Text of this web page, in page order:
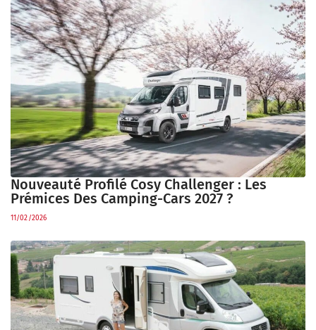
Nouveauté Profilé Cosy Challenger : Les
Prémices Des Camping-Cars 2027 ?
11/02/2026